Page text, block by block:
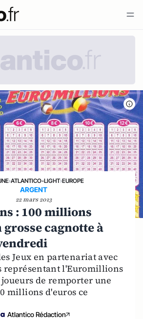
›ATLANTICO-LIGHT›EUROPE
ARGENT
22 mars 2013
: 100 millions
cagnotte à
Jeux en partenariat avec
représentant l'Euromillions
de remporter une
millions d'euros ce
Atlantico Rédaction